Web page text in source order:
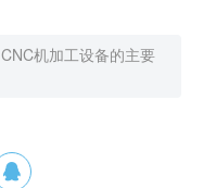
CNC机加工设备的主要
